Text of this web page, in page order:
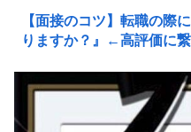
【面接のコツ】転職の際
りますか？』←高評価に